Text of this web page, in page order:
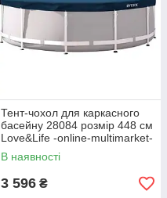
Тент-чохол для каркасного
басейну 28084 розмір 448 см
Love&Life -online-multimarket-
В наявності
3 596 ₴